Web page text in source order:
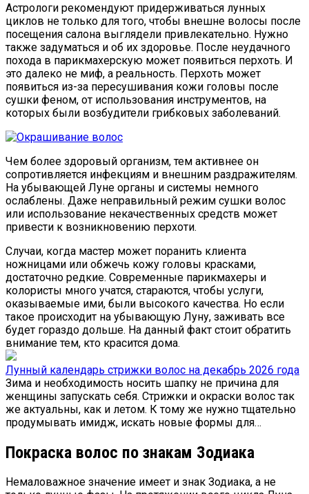
Астрологи рекомендуют придерживаться лунных
циклов не только для того, чтобы внешне волосы после
посещения салона выглядели привлекательно. Нужно
также задуматься и об их здоровье. После неудачного
похода в парикмахерскую может появиться перхоть. И
это далеко не миф, а реальность. Перхоть может
появиться из-за пересушивания кожи головы после
сушки феном, от использования инструментов, на
которых были возбудители грибковых заболеваний.
Чем более здоровый организм, тем активнее он
сопротивляется инфекциям и внешним раздражителям.
На убывающей Луне органы и системы немного
ослаблены. Даже неправильный режим сушки волос
или использование некачественных средств может
привести к возникновению перхоти.
Случаи, когда мастер может поранить клиента
ножницами или обжечь кожу головы красками,
достаточно редкие. Современные парикмахеры и
колористы много учатся, стараются, чтобы услуги,
оказываемые ими, были высокого качества. Но если
такое происходит на убывающую Луну, заживать все
будет гораздо дольше. На данный факт стоит обратить
внимание тем, кто красится дома.
Лунный календарь стрижки волос на декабрь 2026 года
Зима и необходимость носить шапку не причина для
женщины запускать себя. Стрижки и окраски волос так
же актуальны, как и летом. К тому же нужно тщательно
продумывать имидж, искать новые формы для…
Покраска волос по знакам Зодиака
Немаловажное значение имеет и знак Зодиака, а не